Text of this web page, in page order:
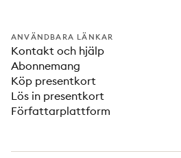
ANVÄNDBARA LÄNKAR
Kontakt och hjälp
Abonnemang
Köp presentkort
Lös in presentkort
Författarplattform